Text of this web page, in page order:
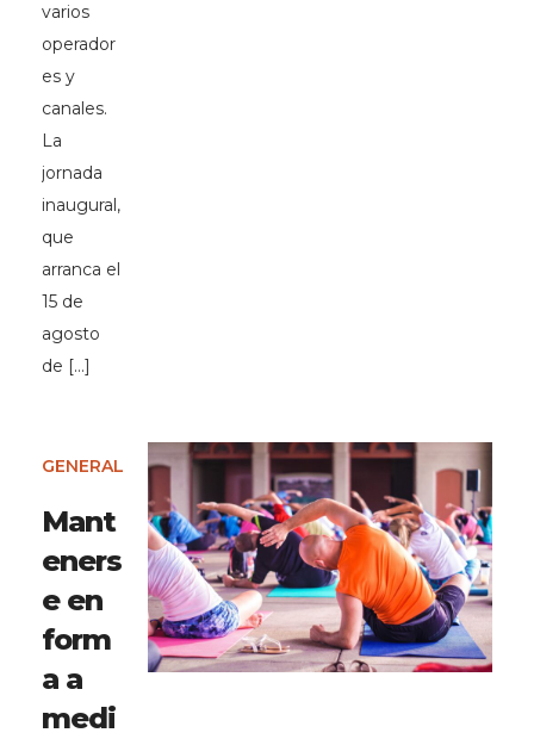
varios
operador
es y
canales.
La
jornada
inaugural,
que
arranca el
15 de
agosto
de […]
GENERAL
Mant
eners
e en
form
a a
medi